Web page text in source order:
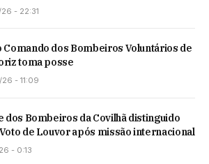
- 22:31
Comando dos Bombeiros Voluntários de
toma posse
- 11:09
dos Bombeiros da Covilhã distinguido
de Louvor após missão internacional
- 0:13